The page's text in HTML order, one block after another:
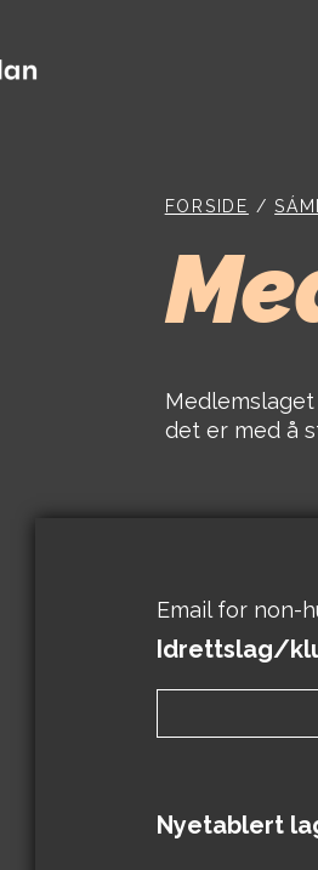
FORSIDE /
det er med å
Email for non-
Idrettslag/
Nyetablert